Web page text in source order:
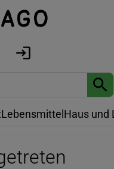
Lebensmittel Haus und